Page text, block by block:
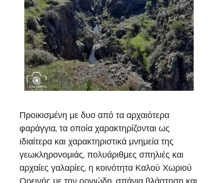
Προικισμένη με δυο από τα αρχαιότερα
φαράγγια, τα οποία χαρακτηρίζονται ως
ιδιαίτερα και χαρακτηριστικά μνημεία της
γεωκληρονομιάς, πολυάριθμες σπηλιές και
αρχαίες γαλαρίες, η κοινότητα Καλού Χωριού